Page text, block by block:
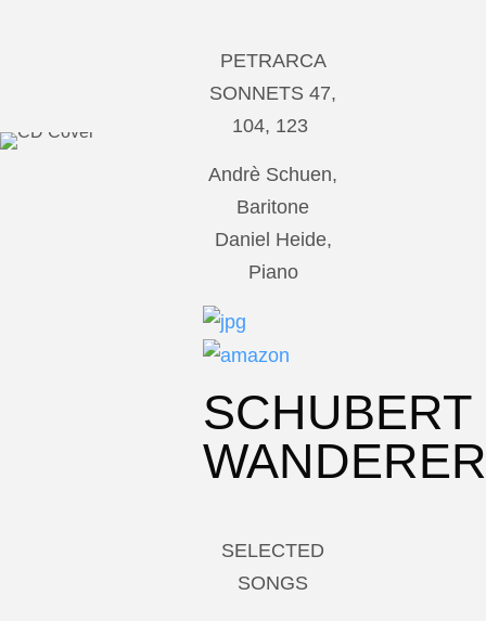
PETRARCA
SONNETS 47,
104, 123
Andrè Schuen,
Baritone
Daniel Heide,
Piano
SCHUBERT
WANDERER
SELECTED
SONGS